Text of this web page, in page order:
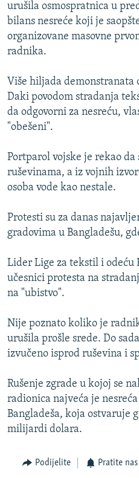
POST SCRIPTUM
MOJA EVROPA
TRI DECENIJE OD RATA U BIH
SVE KARTE DEJTONA
NASTANAK I RASPAD JUGOSLAVIJE
urušila osmospratnica u
bilans nesreće koji je
organizovane masovne
radnika.
Više hiljada demonstranata
Daki povodom stradanja
da odgovorni za nesreću,
"obešeni".
Portparol vojske je rekao da
ruševinama, a iz vojnih
osoba vode kao nestale.
Protesti su za danas
gradovima u Bangladešu,
Lider Lige za tekstil i odeću
učesnici protesta na
na "ubistvo".
Nije poznato koliko je
urušila prošle srede. Do
izvučeno isprod ruševina i
Rušenje zgrade u kojoj se
radionica najveća je
Bangladeša, koja ostvaruje
milijardi dolara.
Podijelite Pratite nas